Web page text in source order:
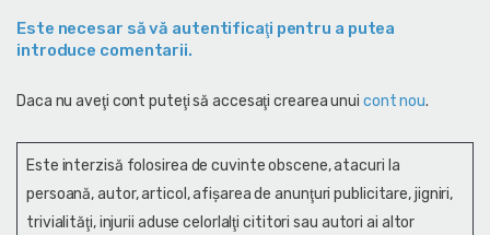
Este necesar să vă autentificaţi pentru a putea
introduce comentarii.
Daca nu aveţi cont puteţi să accesaţi crearea unui cont nou.
Este interzisă folosirea de cuvinte obscene, atacuri la
persoană, autor, articol, afişarea de anunţuri publicitare, jigniri,
trivialităţi, injurii aduse celorlalţi cititori sau autori ai altor